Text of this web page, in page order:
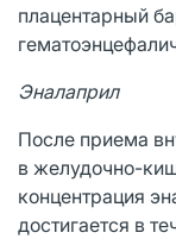
плацентарный
Эналаприл
После приема
в желудочно-
концентрация
достигается в